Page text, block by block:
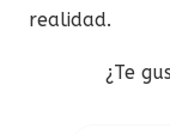
realidad.
¿Te